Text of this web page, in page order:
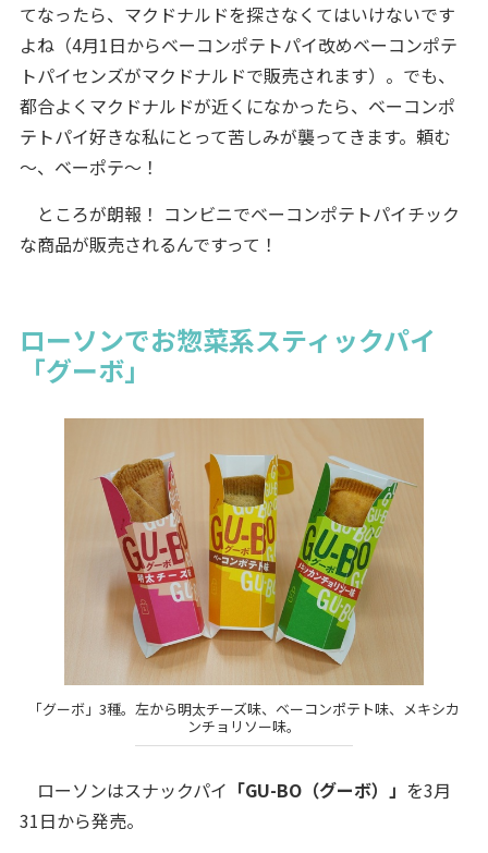
てなったら、マクドナルドを探さなくてはいけないです
よね（4月1日からベーコンポテトパイ改めベーコンポテ
トパイセンズがマクドナルドで販売されます）。でも、
都合よくマクドナルドが近くになかったら、ベーコンポ
テトパイ好きな私にとって苦しみが襲ってきます。頼む
～、ベーポテ～！
ところが朗報！ コンビニでベーコンポテトパイチック
な商品が販売されるんですって！
ローソンでお惣菜系スティックパイ
「グーボ」
「グーボ」3種。左から明太チーズ味、ベーコンポテト味、メキシカ
ンチョリソー味。
ローソンはスナックパイ 「GU-BO（グーボ）」 を3月
31日から発売。